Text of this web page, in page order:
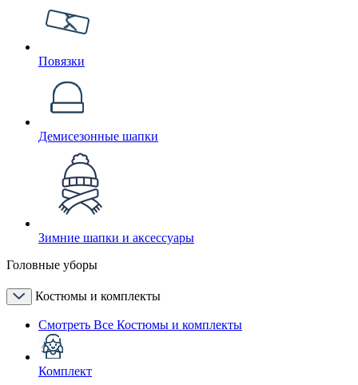
Повязки
Демисезонные шапки
Зимние шапки и аксессуары
Головные уборы
Костюмы и комплекты
Смотреть Все Костюмы и комплекты
Комплект